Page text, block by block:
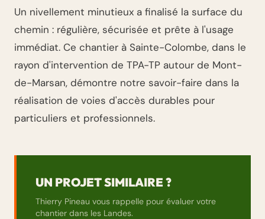
Un nivellement minutieux a finalisé la surface du
chemin : régulière, sécurisée et prête à l'usage
immédiat. Ce chantier à Sainte-Colombe, dans le
rayon d'intervention de TPA-TP autour de Mont-
de-Marsan, démontre notre savoir-faire dans la
réalisation de voies d'accès durables pour
particuliers et professionnels.
UN PROJET SIMILAIRE ?
Thierry Pineau vous rappelle pour évaluer votre
chantier dans les Landes.